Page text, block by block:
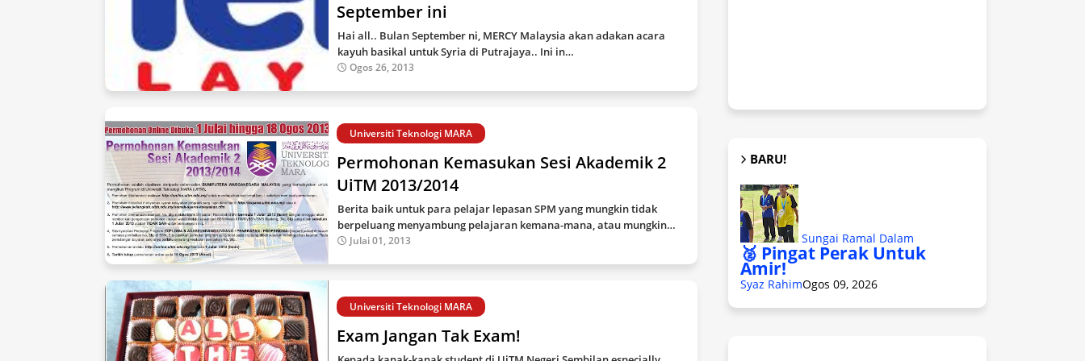
September ini
Hai all.. Bulan September ni, MERCY Malaysia akan adakan acara
kayuh basikal untuk Syria di Putrajaya.. Ini in…
Ogos 26, 2013
Universiti Teknologi MARA
Permohonan Kemasukan Sesi Akademik 2
UiTM 2013/2014
Berita baik untuk para pelajar lepasan SPM yang mungkin tidak
berpeluang menyambung pelajaran kemana-mana, atau mungkin…
Julai 01, 2013
Universiti Teknologi MARA
Exam Jangan Tak Exam!
BARU!
Sungai Ramal Dalam
🥈 Pingat Perak Untuk
Amir!
Syaz RahimOgos 09, 2026